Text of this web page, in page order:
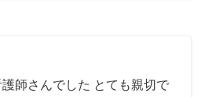
師さんでした とても親切で